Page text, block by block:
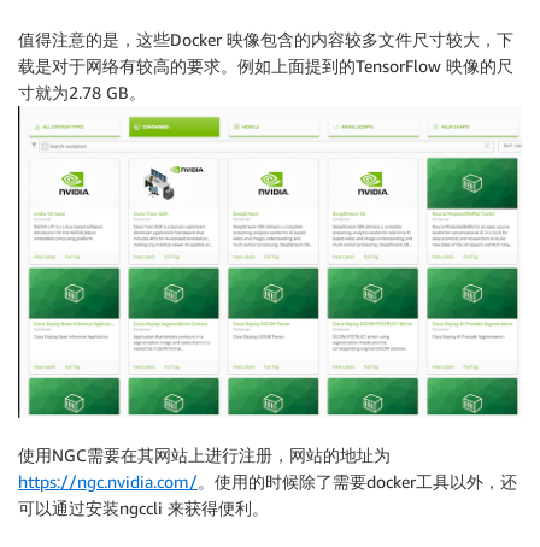
值得注意的是，这些Docker 映像包含的内容较多文件尺寸较大，下
载是对于网络有较高的要求。例如上面提到的TensorFlow 映像的尺
寸就为2.78 GB。
使用NGC需要在其网站上进行注册，网站的地址为
https://ngc.nvidia.com/。使用的时候除了需要docker工具以外，还
可以通过安装ngccli 来获得便利。